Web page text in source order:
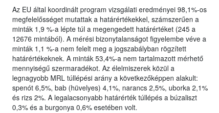
Az EU által koordinált program vizsgálati eredményei 98,1%-os
megfelelősséget mutattak a határértékekkel, számszerűen a
minták 1,9 %-a lépte túl a megengedett határértéket (245 a
12676 mintából). A mérési bizonytalanságot figyelembe véve a
minták 1,1 %-a nem felelt meg a jogszabályban rögzített
határértékeknek. A minták 53,4%-a nem tartalmazott mérhető
mennyiségű szermaradékot. Az élelmiszerek közül a
legnagyobb MRL túllépési arány a következőképpen alakult:
spenót 6,5%, bab (hüvelyes) 4,1%, narancs 2,5%, uborka 2,1%
és rizs 2%. A legalacsonyabb határérték túllépés a búzaliszt
0,3% és a burgonya 0,6% esetében volt.